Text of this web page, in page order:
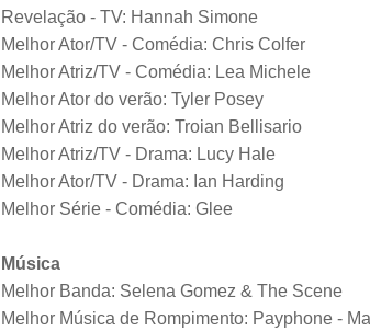
Revelação - TV: Hannah Simone
Melhor Ator/TV - Comédia: Chris Colfer
Melhor Atriz/TV - Comédia: Lea Michele
Melhor Ator do verão: Tyler Posey
Melhor Atriz do verão: Troian Bellisario
Melhor Atriz/TV - Drama: Lucy Hale
Melhor Ator/TV - Drama: Ian Harding
Melhor Série - Comédia: Glee
Música
Melhor Banda: Selena Gomez & The Scene
Melhor Música de Rompimento: Payphone -